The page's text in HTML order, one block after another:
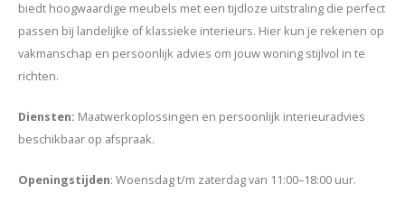
biedt hoogwaardige meubels met een tijdloze uitstraling die perfect
passen bij landelijke of klassieke interieurs. Hier kun je rekenen op
vakmanschap en persoonlijk advies om jouw woning stijlvol in te
richten.
Diensten: Maatwerkoplossingen en persoonlijk interieuradvies
beschikbaar op afspraak.
Openingstijden: Woensdag t/m zaterdag van 11:00–18:00 uur.